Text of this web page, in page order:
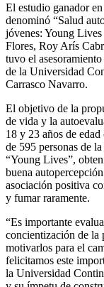
El estudio ganador
denominó “Salud
jóvenes: Young
Flores, Roy Arís
tuvo el
de la Universidad
Carrasco Navarro.
El objetivo de la
de vida y la
18 y 23 años de
de 595 personas de
“Young Lives”,
buena
asociación positiva
y fumar raramente.
“Es importante
concientización de la
motivarlos para el
felicitamos este
la Universidad